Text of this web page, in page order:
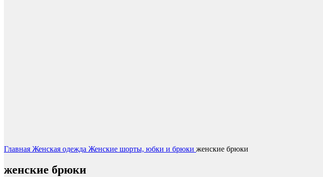
Главная Женская одежда Женские шорты, юбки и брюки женские брюки
женские брюки